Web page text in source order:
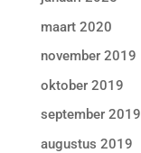
maart 2020
november 2019
oktober 2019
september 2019
augustus 2019